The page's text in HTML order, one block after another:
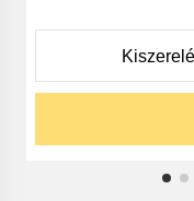
Figyelem!! Ha
betegséget
kérje ki
véleményét
Az általunk
betegségek